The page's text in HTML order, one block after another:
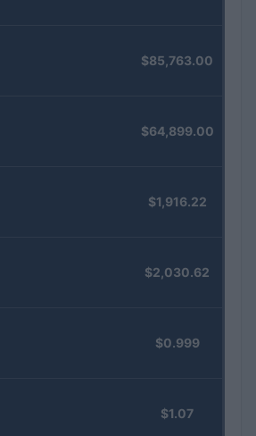
$85,763.00
$64,899.00
$1,916.22
$2,030.62
$0.999
$1.07